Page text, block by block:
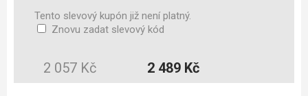
Tento slevový kupón již není platný.
Znovu zadat slevový kód
2 057 Kč 2 489 Kč